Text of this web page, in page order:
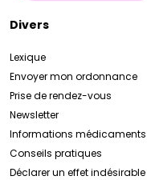
Divers
Lexique
Envoyer mon ordonnance
Prise de rendez-vous
Newsletter
Informations médicaments
Conseils pratiques
Déclarer un effet indésirable